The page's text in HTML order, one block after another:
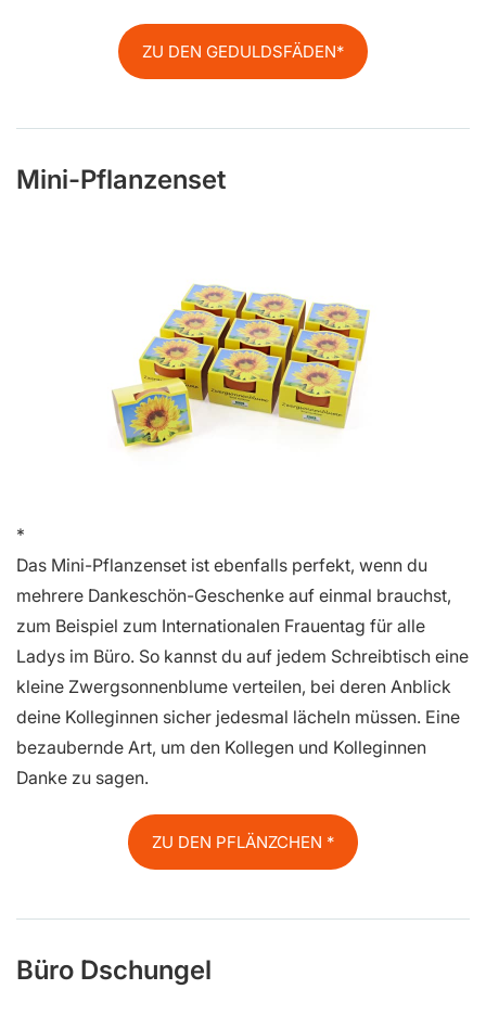
ZU DEN GEDULDSFÄDEN
Mini-Pflanzenset
Das Mini-Pflanzenset ist ebenfalls perfekt, wenn du
mehrere Dankeschön-Geschenke auf einmal brauchst,
zum Beispiel zum Internationalen Frauentag für alle
Ladys im Büro. So kannst du auf jedem Schreibtisch eine
kleine Zwergsonnenblume verteilen, bei deren Anblick
deine Kolleginnen sicher jedesmal lächeln müssen. Eine
bezaubernde Art, um den Kollegen und Kolleginnen
Danke zu sagen.
ZU DEN PFLÄNZCHEN
Büro Dschungel